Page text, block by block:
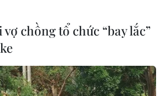
chồng tổ chức “bay lắc”